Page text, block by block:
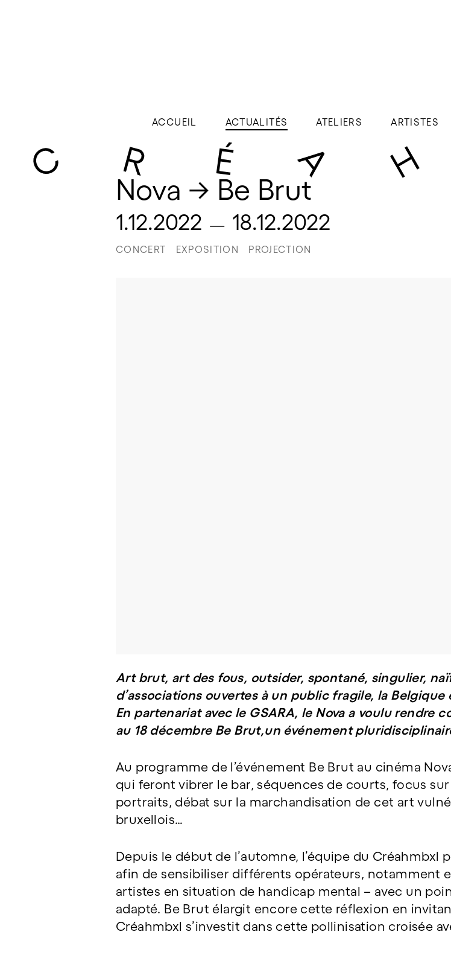
ACCUEIL ACTUALITÉS ATELIERS ARTISTES
Nova → Be Brut
1.12.2022 — 18.12.2022
CONCERT EXPOSITION PROJECTION
Art brut, art des fous, outsider, spontané, singulier,
d’associations ouvertes à un public fragile, la
En partenariat avec le GSARA, le Nova a voulu rendre
au 18 décembre Be Brut,un événement
Au programme de l’événement Be Brut au cinéma
qui feront vibrer le bar, séquences de courts, focus
portraits, débat sur la marchandisation de cet art
bruxellois…
Depuis le début de l’automne, l’équipe du
afin de sensibiliser différents opérateurs, notamment
artistes en situation de handicap mental – avec un
adapté. Be Brut élargit encore cette réflexion en
Créahmbxl s’investit dans cette pollinisation croisée